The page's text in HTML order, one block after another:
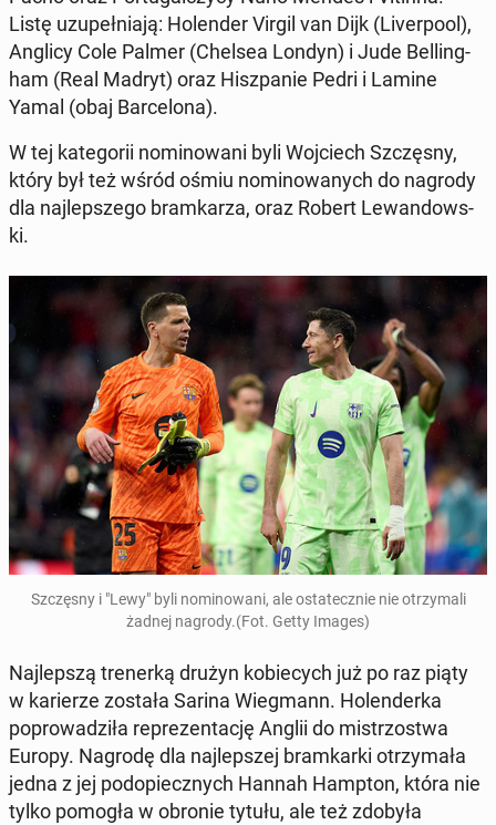
Listę uzu­peł­ni­a­ją: Holen­der Virgil van Dijk (Liv­er­pool),
Anglicy Cole Palmer (Chelsea Londyn) i Jude Belling­
ham (Real Madryt) oraz Hisz­panie Pedri i Lamine
Yamal (obaj Barcelona).
W tej kat­e­gorii nomi­nowani byli Wo­j­ciech Szczęs­ny,
który był też wśród ośmiu nomi­nowanych do nagrody
dla na­jlep­szego bramkarza, oraz Robert Lewandows­
ki.
Szczęs­ny i "Lewy" byli nomi­nowani, ale os­tate­cznie nie otrzy­mali
żadnej nagrody.(Fot. Getty Images)
Na­jlep­szą tren­erką drużyn ko­biecych już po raz piąty
w kari­erze została Sarina Wieg­mann. Holen­der­ka
poprowadz­iła reprezen­tację Anglii do mis­tr­zost­wa
Europy. Nagrodę dla na­jlep­szej bramkar­ki otrzy­mała
jedna z jej podopiecznych Hannah Hampton, która nie
tylko pomogła w obronie tytułu, ale też zdobyła